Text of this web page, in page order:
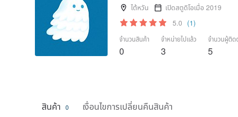
ไต้หวัน
เปิดสตูดิโอเมื่อ 2019
5.0 (1)
จำนวนสินค้า
0
จำหน่ายไปแล้ว
3
จำนวนผู้ติด
5
สินค้า 0 เงื่อนไขการเปลี่ยนคืนสินค้า